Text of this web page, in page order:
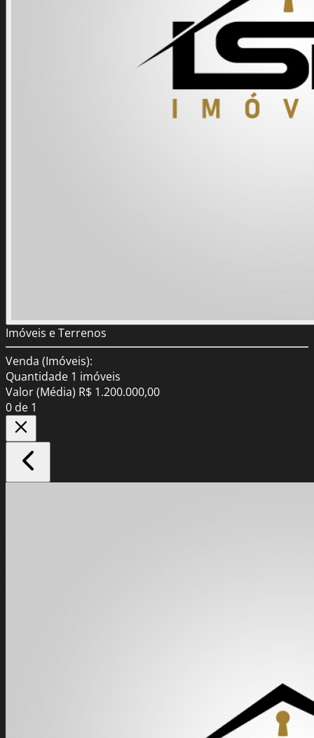
Imóveis e Terrenos
Venda (Imóveis):
Quantidade 1 imóveis
Valor (Média) R$ 1.200.000,00
0 de 1